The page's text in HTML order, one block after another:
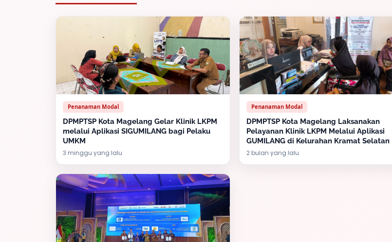
Penanaman Modal
DPMPTSP Kota Magelang Gelar Klinik LKPM
melalui Aplikasi SIGUMILANG bagi Pelaku
UMKM
3 minggu yang lalu
Penanaman Modal
DPMPTSP Kota Magelang Laksanakan
Pelayanan Klinik LKPM Melalui Aplikasi
GUMILANG di Kelurahan Kramat Selatan
2 bulan yang lalu